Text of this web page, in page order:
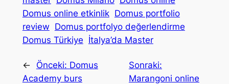
Domus online etkinlik Domus portfolio
review Domus portfolyo değerlendirme
Domus Türkiye İtalya’da Master
← Önceki: Domus
Academy burs
Sonraki:
Marangoni online